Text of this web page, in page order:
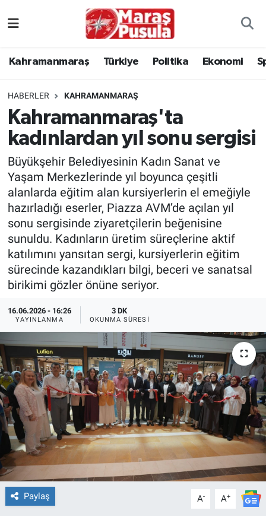
Kahramanmaraş Türkiye Politika Ekonomi
HABERLER KAHRAMANMARAŞ
Kahramanmaraş'ta
kadınlardan yıl sonu sergisi
Büyükşehir Belediyesinin Kadın Sanat ve
Yaşam Merkezlerinde yıl boyunca çeşitli
alanlarda eğitim alan kursiyerlerin el emeğiyle
hazırladığı eserler, Piazza AVM’de açılan yıl
sonu sergisinde ziyaretçilerin beğenisine
sunuldu. Kadınların üretim süreçlerine aktif
katılımını yansıtan sergi, kursiyerlerin eğitim
sürecinde kazandıkları bilgi, beceri ve sanatsal
birikimi gözler önüne seriyor.
16.06.2026 - 16:26
YAYINLANMA
3 DK
OKUNMA SÜRESI
Paylaş A- A+
Politika
Ekonomi
Spor
Kültür Sanat
Sağlık
TEKNOLOJİ
Dünya
İlçeler
MAGAZİN
Bilim, Teknoloji
ASAYİŞ
ÇEVRE
HABERDE İNSAN
İstanbul Trafik Yoğunluk Haritası
Süper Lig Puan Durumu ve Fikstür
Tüm Manşetler
Son Dakika Haberleri
Haber Arşivi